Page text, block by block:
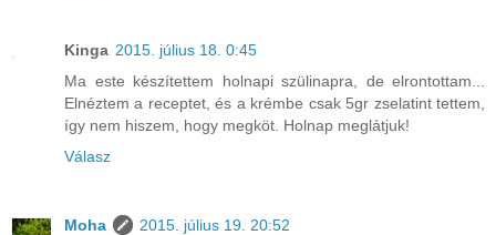
Kinga 2015. július 18. 0:45
Ma este készítettem holnapi szülinapra, de elrontottam...
Elnéztem a receptet, és a krémbe csak 5gr zselatint tettem,
így nem hiszem, hogy megköt. Holnap meglátjuk!
Válasz
Moha
2015. július 19. 20:52